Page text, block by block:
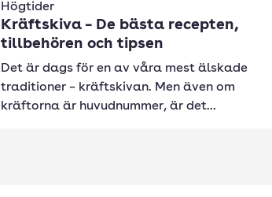
Högtider
Kräftskiva – De bästa recepten,
tillbehören och tipsen
Det är dags för en av våra mest älskade
traditioner – kräftskivan. Men även om
kräftorna är huvudnummer, är det...